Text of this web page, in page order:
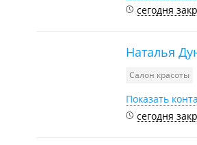
сегодня
Наталья
Салон красоты
Показать
сегодня